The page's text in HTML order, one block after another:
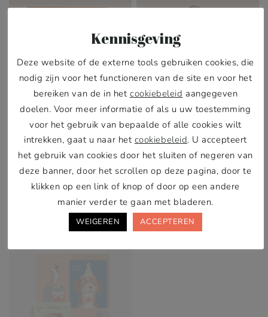
WENSKAART LET’S PAWTY
In winkelwagen
KATOENEN SHOPPER
In winkelwagen
Kennisgeving
Deze website of de externe tools gebruiken cookies, die
nodig zijn voor het functioneren van de site en voor het
bereiken van de in het cookiebeleid aangegeven
doelen. Voor meer informatie of als u uw toestemming
voor het gebruik van bepaalde of alle cookies wilt
intrekken, gaat u naar het cookiebeleid. U accepteert
het gebruik van cookies door het sluiten of negeren van
deze banner, door het scrollen op deze pagina, door te
klikken op een link of knop of door op een andere
manier verder te gaan met bladeren.
WEIGEREN ACCEPTEREN